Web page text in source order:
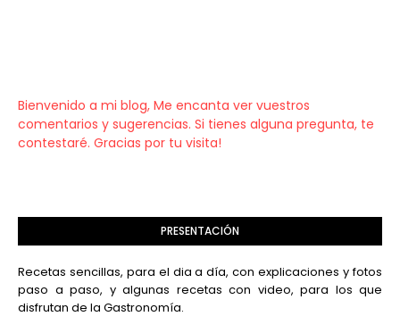
Bienvenido a mi blog, Me encanta ver vuestros
comentarios y sugerencias. Si tienes alguna pregunta, te
contestaré. Gracias por tu visita!
PRESENTACIÓN
Recetas sencillas, para el dia a día, con explicaciones y fotos
paso a paso, y algunas recetas con video, para los que
disfrutan de la Gastronomía.